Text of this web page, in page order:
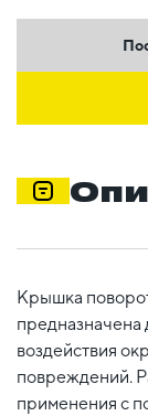
Крышка
предназначена
воздействия
повреждений.
применения с